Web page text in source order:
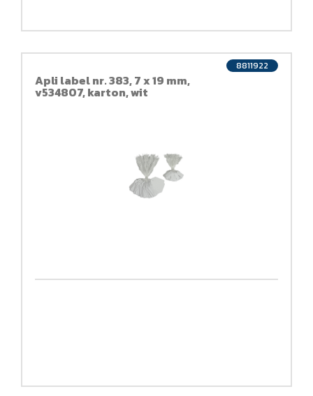
Apli label nr. 383, 7 x 19 mm,
v534807, karton, wit
8811922